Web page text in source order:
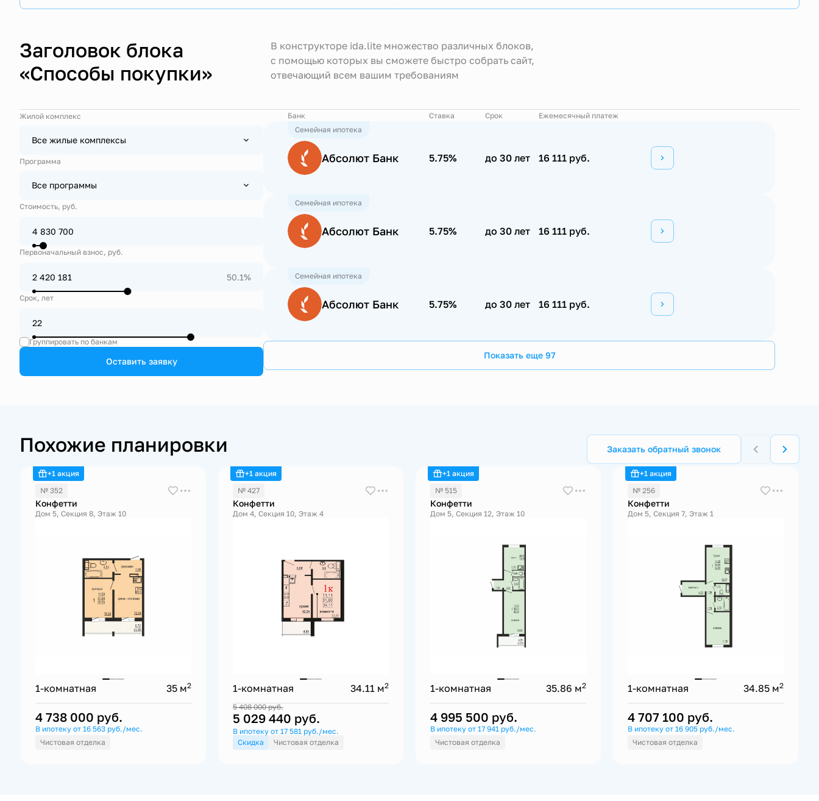
Заголовок блока
«Способы покупки»
В конструкторе ida.lite множество различных блоков,
с помощью которых вы сможете быстро собрать сайт,
отвечающий всем вашим требованиям
Жилой комплекс
Все жилые комплексы
Программа
Все программы
Стоимость, руб.
Первоначальный взнос, руб.
50.1%
Срок, лет
Группировать по банкам
Оставить заявку
Банк Ставка Срок
Ежемесячный платеж
Семейная ипотека
Абсолют Банк 5.75% до 30 лет 16 111 руб.
Семейная ипотека
Абсолют Банк 5.75% до 30 лет 16 111 руб.
Семейная ипотека
Абсолют Банк 5.75% до 30 лет 16 111 руб.
Показать еще 97
Похожие планировки Заказать обратный звонок
+1 акция
№ 352
Конфетти
Дом 5, Секция 8, Этаж 10
1-комнатная 35 м2
4 738 000 руб.
В ипотеку от 16 563 руб./мес.
Чистовая отделка
+1 акция
№ 427
Конфетти
Дом 4, Секция 10, Этаж 4
1-комнатная 34.11 м2
5 408 000руб.
5 029 440 руб.
В ипотеку от 17 581 руб./мес.
Скидка
Чистовая отделка
+1 акция
№ 515
Конфетти
Дом 5, Секция 12, Этаж 10
1-комнатная 35.86 м2
4 995 500 руб.
В ипотеку от 17 941 руб./мес.
Чистовая отделка
+1 акция
№ 256
Конфетти
Дом 5, Секция 7, Этаж 1
1-комнатная 34.85 м2
4 707 100 руб.
В ипотеку от 16 905 руб./мес.
Чистовая отделка